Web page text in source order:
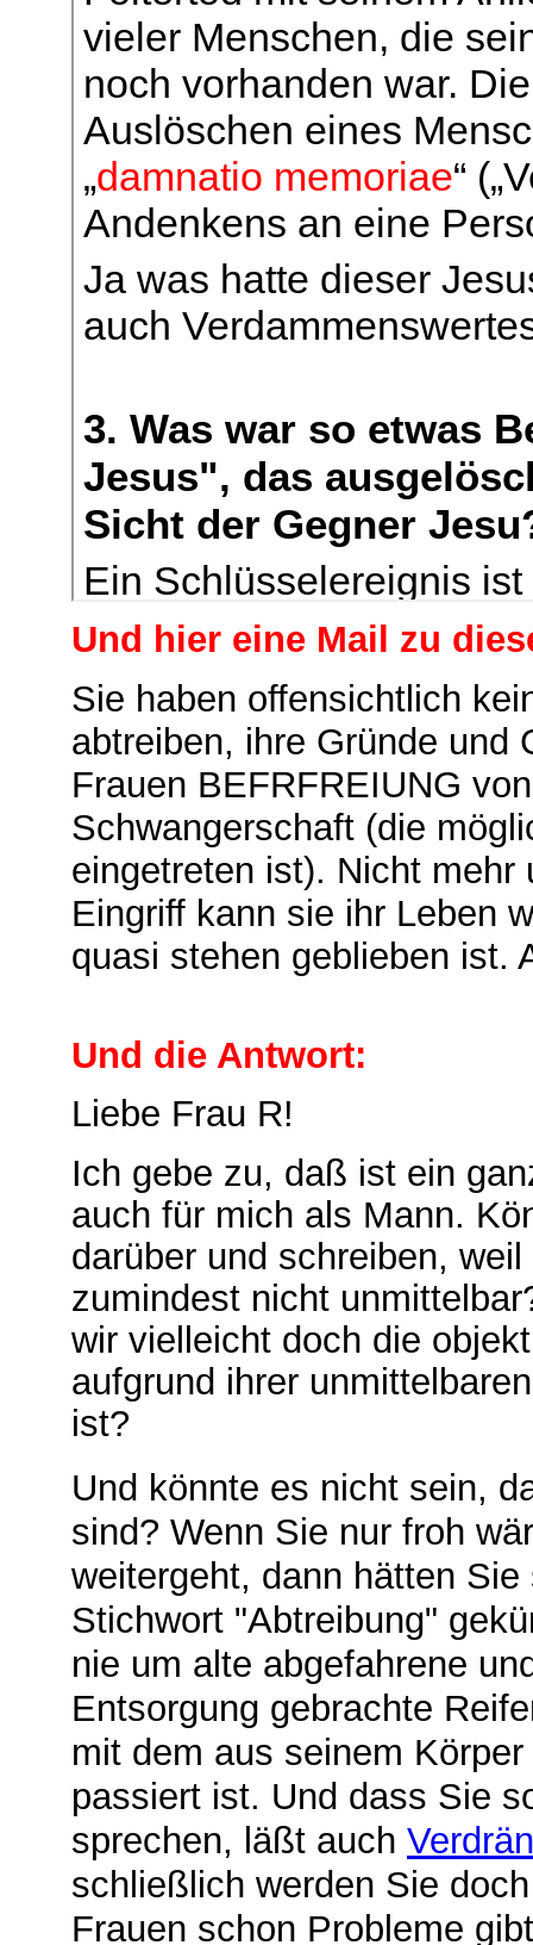
Und hier eine Mail zu
Sie haben offensichtlich
abtreiben, ihre Gründe und
Frauen BEFRFREIUNG
Schwangerschaft (die
eingetreten ist). Nicht mehr
Eingriff kann sie ihr Leben
quasi stehen geblieben ist.
Und die Antwort:
Liebe Frau R!
Ich gebe zu, daß ist ein
auch für mich als Mann.
darüber und schreiben,
zumindest nicht
wir vielleicht doch die
aufgrund ihrer
ist?
Und könnte es nicht sein,
sind? Wenn Sie nur froh
weitergeht, dann hätten
Stichwort "Abtreibung"
nie um alte abgefahrene
Entsorgung gebrachte
mit dem aus seinem
passiert ist. Und dass Sie
sprechen, läßt auch
schließlich werden Sie
Frauen schon Probleme